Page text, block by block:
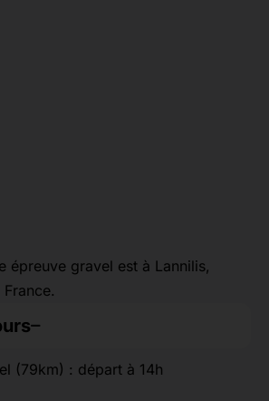
épreuve gravel est à Lannilis,
(79km) : départ à 14h